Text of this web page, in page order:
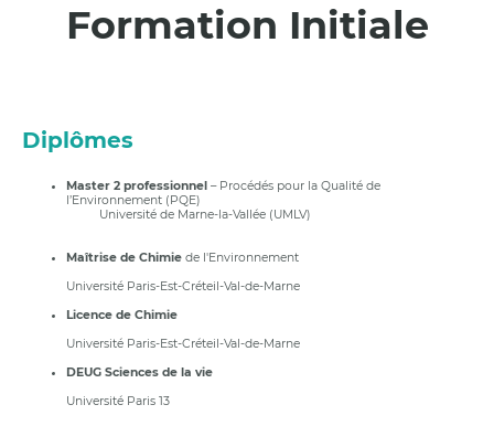
Formation Initiale
Diplômes
Master 2 professionnel – Procédés pour la Qualité de
l’Environnement (PQE)
Université de Marne-la-Vallée (UMLV)
Maîtrise de Chimie de l'Environnement
Université Paris-Est-Créteil-Val-de-Marne
Licence de Chimie
Université Paris-Est-Créteil-Val-de-Marne
DEUG Sciences de la vie
Université Paris 13